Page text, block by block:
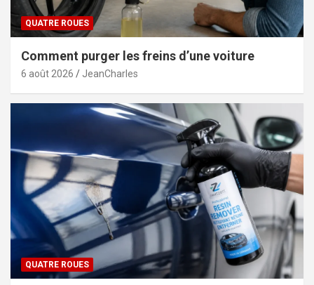
QUATRE ROUES
Comment purger les freins d’une voiture
6 août 2026 JeanCharles
QUATRE ROUES